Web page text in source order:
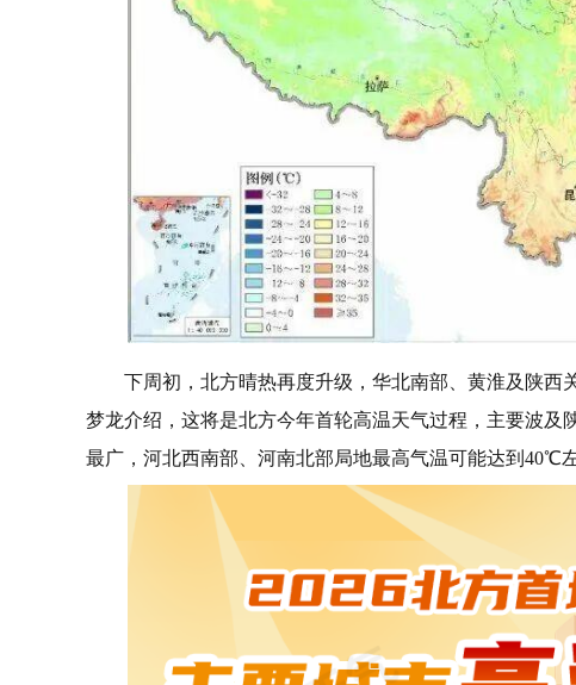
下周初，北方晴热再度升级，华北南部、黄淮及陕
梦龙介绍，这将是北方今年首轮高温天气过程，主要波及
最广，河北西南部、河南北部局地最高气温可能达到40℃左